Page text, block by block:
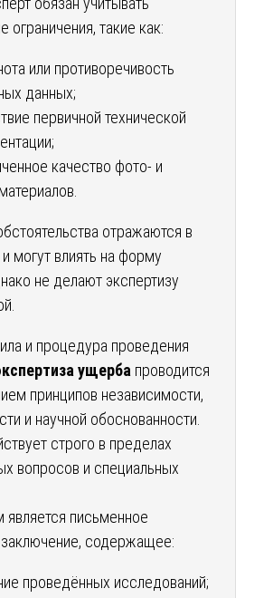
ограничения, такие как:
или противоречивость
данных;
первичной технической
качество фото- и
отражаются в
могут влиять на форму
не делают экспертизу
и процедура проведения
ущерба проводится
принципов независимости,
и научной обоснованности.
строго в пределах
вопросов и специальных
является письменное
заключение, содержащее:
проведённых исследований;